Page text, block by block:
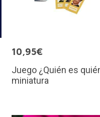
10,95€
Juego ¿Quién es
miniatura